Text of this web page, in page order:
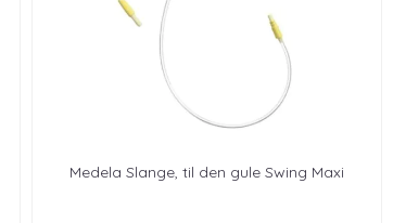
Medela Slange, til den gule Swing Maxi